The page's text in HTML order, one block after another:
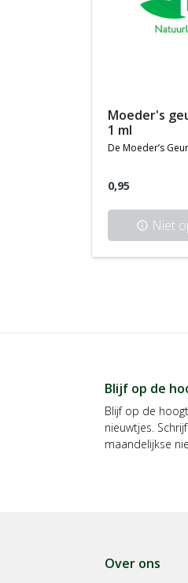
moeder's geur kaneel blad
1 ml
de moeder’s
0,95
info Niet
Blijf op de
Blijf op de
nieuwtjes.
maandelijkse
Over ons